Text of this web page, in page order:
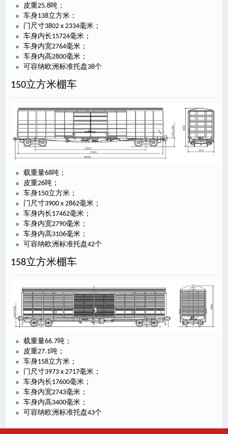
皮重25.8吨；
车身138立方米；
门尺寸3802 x 2334毫米；
车身内长15724毫米；
车身内宽2764毫米；
车身内高2800毫米；
可容纳欧洲标准托盘38个
150立方米棚车
载重量68吨；
皮重26吨；
车身150立方米；
门尺寸3900 x 2862毫米；
车身内长17462毫米；
车身内宽2790毫米；
车身内高3106毫米；
可容纳欧洲标准托盘42个
158立方米棚车
载重量66.7吨；
皮重27.1吨；
车身158立方米；
门尺寸3973 x 2717毫米；
车身内长17600毫米；
车身内宽2743毫米；
车身内高3400毫米；
可容纳欧洲标准托盘43个